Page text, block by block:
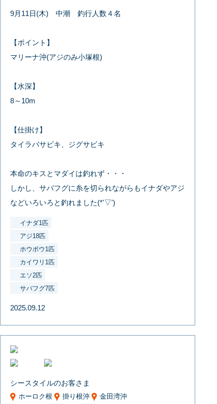
9月11日(木) 中潮 釣行人数４名
【ポイント】
マリーナ沖(アジのみ小塚根)
【水深】
8～10m
【仕掛け】
タイラバサビキ、ジグサビキ
本命のキスとマダイは釣れず・・・
しかし、サバフグに糸を切られながらもイナダやアジ
などいろいろと釣れました(*'▽')
イナダ1匹
アジ18匹
ホウボウ1匹
カイワリ1匹
エソ2匹
サバフグ7匹
2025.09.12
シースタイルのお客さま
ホーロク根 掛り根沖 金田湾沖